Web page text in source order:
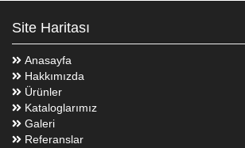
Site Haritası
Anasayfa
Hakkımızda
Ürünler
Kataloglarımız
Galeri
Referanslar